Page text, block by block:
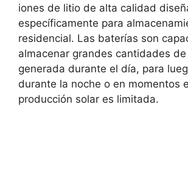
iones de litio de alta calidad
específicamente para
residencial. Las baterías son
almacenar grandes cantidades
generada durante el día, para
durante la noche o en momentos
producción solar es limitada.